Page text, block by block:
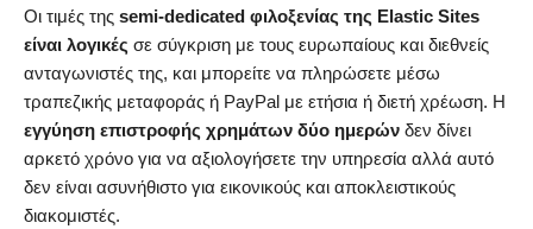
Οι τιμές της semi-dedicated φιλοξενίας της Elastic Sites
είναι λογικές σε σύγκριση με τους ευρωπαίους και διεθνείς
ανταγωνιστές της, και μπορείτε να πληρώσετε μέσω
τραπεζικής μεταφοράς ή PayPal με ετήσια ή διετή χρέωση. Η
εγγύηση επιστροφής χρημάτων δύο ημερών δεν δίνει
αρκετό χρόνο για να αξιολογήσετε την υπηρεσία αλλά αυτό
δεν είναι ασυνήθιστο για εικονικούς και αποκλειστικούς
διακομιστές.